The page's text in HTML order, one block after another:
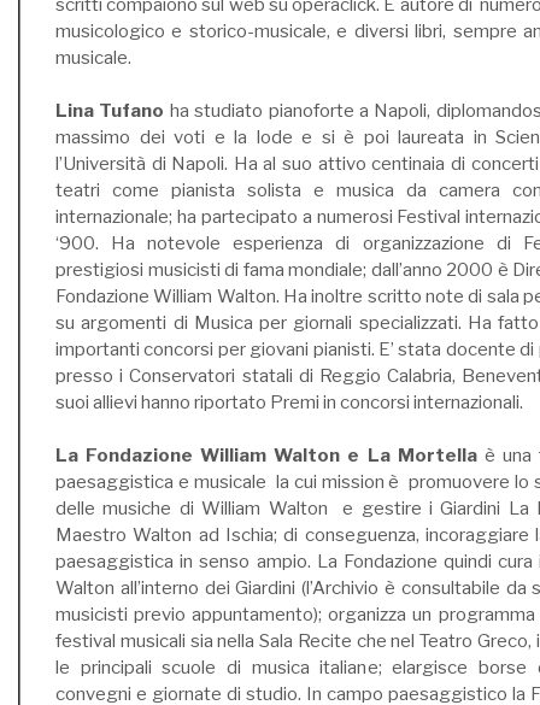
scritti compaiono sul web su operaclick. È autore di
musicologico e storico-musicale, e diversi libri, sempre
musicale.
Lina Tufano ha studiato pianoforte a Napoli,
massimo dei voti e la lode e si è poi laureata in
l’Università di Napoli. Ha al suo attivo centinaia di
teatri come pianista solista e musica da camera
internazionale; ha partecipato a numerosi Festival
‘900. Ha notevole esperienza di organizzazione di
prestigiosi musicisti di fama mondiale; dall’anno 2000 è
Fondazione William Walton. Ha inoltre scritto note di sala
su argomenti di Musica per giornali specializzati. Ha
importanti concorsi per giovani pianisti. E’ stata docente
presso i Conservatori statali di Reggio Calabria,
suoi allievi hanno riportato Premi in concorsi internazionali.
La Fondazione William Walton e La Mortellaè una
paesaggistica e musicale la cui mission è promuovere lo
delle musiche di William Walton e gestire i Giardini La
Maestro Walton ad Ischia; di conseguenza, incoraggiare
paesaggistica in senso ampio. La Fondazione quindi cura
Walton all’interno dei Giardini (l’Archivio è consultabile
musicisti previo appuntamento); organizza un
festival musicali sia nella Sala Recite che nel Teatro Greco,
le principali scuole di musica italiane; elargisce borse
convegni e giornate di studio. In campo paesaggistico la